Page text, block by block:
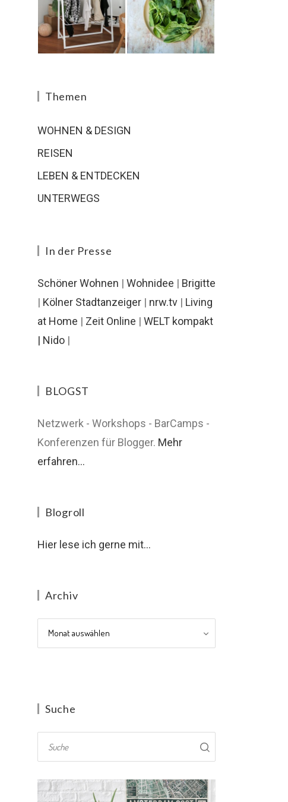
Themen
WOHNEN & DESIGN
REISEN
LEBEN & ENTDECKEN
UNTERWEGS
In der Presse
Schöner Wohnen | Wohnidee | Brigitte
| Kölner Stadtanzeiger | nrw.tv | Living
at Home | Zeit Online | WELT kompakt
| Nido |
BLOGST
Netzwerk - Workshops - BarCamps -
Konferenzen für Blogger. Mehr
erfahren...
Blogroll
Hier lese ich gerne mit...
Archiv
Archiv
Suche